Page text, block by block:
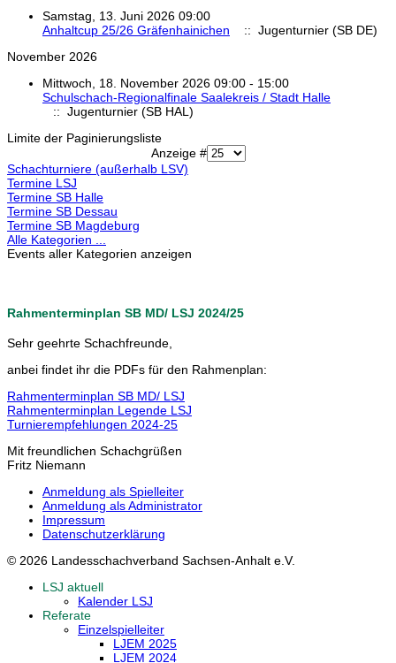
Samstag, 13. Juni 2026 09:00
Anhaltcup 25/26 Gräfenhainichen
:: Jugenturnier (SB DE)
November 2026
Mittwoch, 18. November 2026 09:00 - 15:00
Schulschach-Regionalfinale Saalekreis / Stadt Halle
:: Jugenturnier (SB HAL)
Limite der Paginierungsliste
Anzeige #
Schachturniere (außerhalb LSV)
Termine LSJ
Termine SB Halle
Termine SB Dessau
Termine SB Magdeburg
Alle Kategorien ...
Events aller Kategorien anzeigen
Rahmenterminplan SB MD/ LSJ 2024/25
Sehr geehrte Schachfreunde,
anbei findet ihr die PDFs für den Rahmenplan:
Rahmenterminplan SB MD/ LSJ
Rahmenterminplan Legende LSJ
Turnierempfehlungen 2024-25
Mit freundlichen Schachgrüßen
Fritz Niemann
Anmeldung als Spielleiter
Anmeldung als Administrator
Impressum
Datenschutzerklärung
© 2026 Landesschachverband Sachsen-Anhalt e.V.
LSJ aktuell
Kalender LSJ
Referate
Einzelspielleiter
LJEM 2025
LJEM 2024